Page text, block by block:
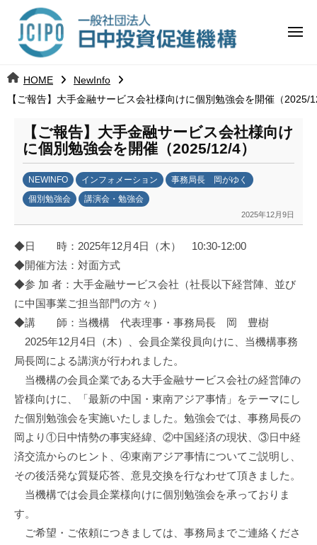
ツ 日
中
投
資
促
進
機
構
j
c
メ
HOME
NewInfo
【ご報告】大手金融サービス会社様向けに個別勉強会を開催（2025/
【ご報告】大手金融サービス会社様向け
に個別勉強会を開催（2025/12/4）
NEWINFO インフォメーション
事務局長 岡がゆく
個別勉強会
講演会・勉強会
2025年12月9日
日
中
投
資
促
進
構
(
j
c
p
o
)
◆日 時：2025年12月4日（木） 10:30-12:00
◆開催方法：対面方式
◆参 加 者：大手金融サービス会社（社長以下経営陣、並び
に中国事業ご担当部門の方々）
◆講 師：当機構 代表理事・事務局長 岡 豊樹
2025年12月4日（木）、会員企業役員向けに、当機構事務
局長岡による講演が行われました。
当機構の会員企業である大手金融サービス会社の経営陣の
皆様向けに、「最新の中国・東南アジア事情」をテーマにし
た個別勉強会を実施いたしました。勉強会では、事務局長の
岡より①日中情勢の事実経緯、②中国経済の現状、③日中経
済交流からのヒント、④東南アジア事情についてご説明し、
その後活発な質疑応答、意見交換を行なわせて頂きました。
当機構では会員企業様向けに個別勉強会を承っておりま
す。
ご希望・ご依頼につきましては、事務局までご連絡くださ
日
中
資
進
機
構